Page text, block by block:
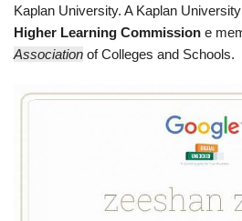
Kaplan University. A Kaplan
Higher Learning Commission e
Association of Colleges and Schools.